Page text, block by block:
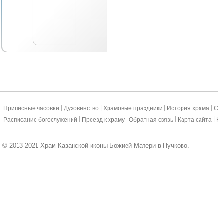
Приписные часовни Духовенство Храмовые праздники История храма
Расписание богослужений
Проезд к храму Обратная связь Карта сайта
© 2013-2021 Храм Казанской иконы Божией Матери в Пучково.